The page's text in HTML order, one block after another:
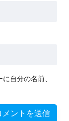
自分の名前、